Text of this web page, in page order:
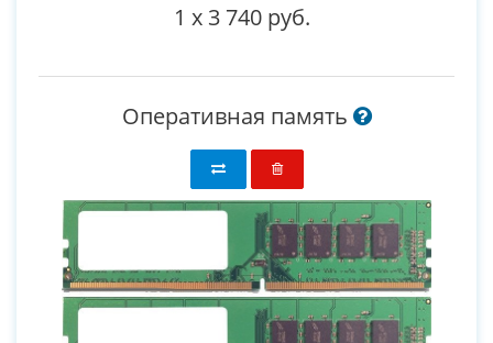
1 x 3 740 руб.
Оперативная память